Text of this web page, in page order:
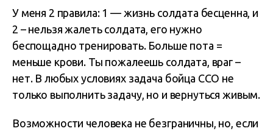
У меня 2 правила: 1 — жизнь солдата бесценна, и
2 – нельзя жалеть солдата, его нужно
беспощадно тренировать. Больше пота =
меньше крови. Ты пожалеешь солдата, враг –
нет. В любых условиях задача бойца ССО не
только выполнить задачу, но и вернуться живым.
Возможности человека не безграничны, но, если